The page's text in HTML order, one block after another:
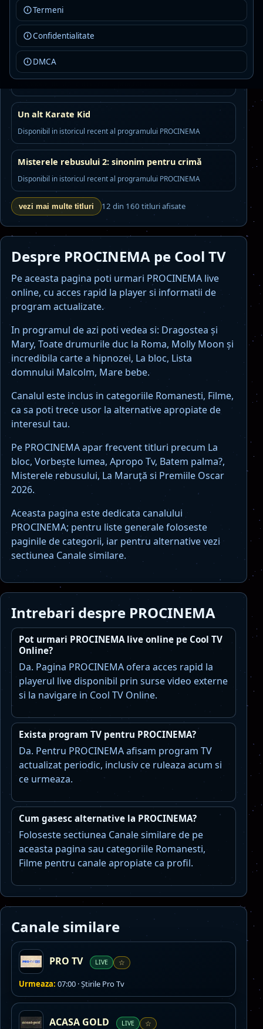
Termeni
Confidentialitate
DMCA
Insula comorii
Disponibil in istoricul recent al programului PROCINEMA
Povestea unei sirene
Un alt Karate Kid
Disponibil in istoricul recent al programului PROCINEMA
Misterele rebusului 2: sinonim pentru crimă
Disponibil in istoricul recent al programului PROCINEMA
vezi mai multe titluri 12 din 160 titluri afisate
Despre PROCINEMA pe Cool TV
Pe aceasta pagina poti urmari PROCINEMA live
online, cu acces rapid la player si informatii de
program actualizate.
In programul de azi poti vedea si: Dragostea și
Mary, Toate drumurile duc la Roma, Molly Moon și
incredibila carte a hipnozei, La bloc, Lista
domnului Malcolm, Mare bebe.
Canalul este inclus in categoriile Romanesti, Filme,
ca sa poti trece usor la alternative apropiate de
interesul tau.
Pe PROCINEMA apar frecvent titluri precum La
bloc, Vorbeşte lumea, Apropo Tv, Batem palma?,
Misterele rebusului, La Maruţă si Premiile Oscar
2026.
Aceasta pagina este dedicata canalului
PROCINEMA; pentru liste generale foloseste
paginile de categorii, iar pentru alternative vezi
sectiunea Canale similare.
Intrebari despre PROCINEMA
Pot urmari PROCINEMA live online pe Cool TV
Online?
Da. Pagina PROCINEMA ofera acces rapid la
playerul live disponibil prin surse video externe
si la navigare in Cool TV Online.
Exista program TV pentru PROCINEMA?
Da. Pentru PROCINEMA afisam program TV
actualizat periodic, inclusiv ce ruleaza acum si
ce urmeaza.
Cum gasesc alternative la PROCINEMA?
Foloseste sectiunea Canale similare de pe
aceasta pagina sau categoriile Romanesti,
Filme pentru canale apropiate ca profil.
Canale similare
PRO TV LIVE ☆
Urmeaza: 07:00 · Ştirile Pro Tv
ACASA GOLD LIVE ☆